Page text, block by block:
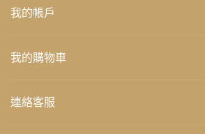
我的帳戶
我的購物車
連絡客服